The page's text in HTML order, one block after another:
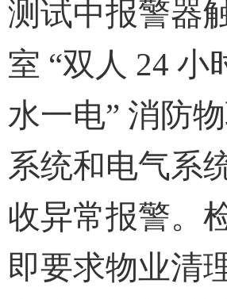
测试中报警器
室 “双人 24
水一电” 消防
系统和电气系
收异常报警。
即要求物业清